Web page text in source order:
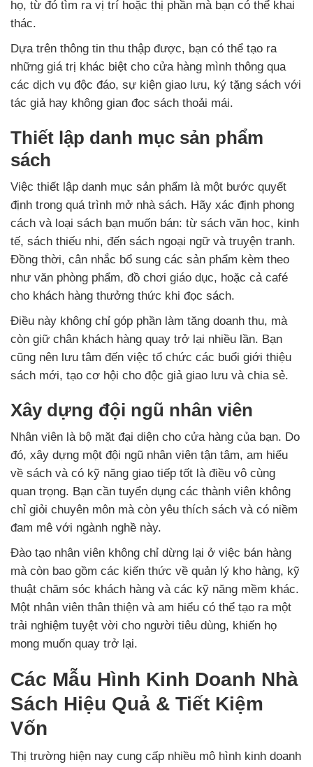
họ, từ đó tìm ra vị trí hoặc thị phần mà bạn có thể khai
thác.
Dựa trên thông tin thu thập được, bạn có thể tạo ra
những giá trị khác biệt cho cửa hàng mình thông qua
các dịch vụ độc đáo, sự kiện giao lưu, ký tặng sách với
tác giả hay không gian đọc sách thoải mái.
Thiết lập danh mục sản phẩm
sách
Việc thiết lập danh mục sản phẩm là một bước quyết
định trong quá trình mở nhà sách. Hãy xác định phong
cách và loại sách bạn muốn bán: từ sách văn học, kinh
tế, sách thiếu nhi, đến sách ngoại ngữ và truyện tranh.
Đồng thời, cân nhắc bổ sung các sản phẩm kèm theo
như văn phòng phẩm, đồ chơi giáo dục, hoặc cả café
cho khách hàng thưởng thức khi đọc sách.
Điều này không chỉ góp phần làm tăng doanh thu, mà
còn giữ chân khách hàng quay trở lại nhiều lần. Bạn
cũng nên lưu tâm đến việc tổ chức các buổi giới thiệu
sách mới, tạo cơ hội cho độc giả giao lưu và chia sẻ.
Xây dựng đội ngũ nhân viên
Nhân viên là bộ mặt đại diện cho cửa hàng của bạn. Do
đó, xây dựng một đội ngũ nhân viên tận tâm, am hiểu
về sách và có kỹ năng giao tiếp tốt là điều vô cùng
quan trọng. Bạn cần tuyển dụng các thành viên không
chỉ giỏi chuyên môn mà còn yêu thích sách và có niềm
đam mê với ngành nghề này.
Đào tạo nhân viên không chỉ dừng lại ở việc bán hàng
mà còn bao gồm các kiến thức về quản lý kho hàng, kỹ
thuật chăm sóc khách hàng và các kỹ năng mềm khác.
Một nhân viên thân thiện và am hiểu có thể tạo ra một
trải nghiệm tuyệt vời cho người tiêu dùng, khiến họ
mong muốn quay trở lại.
Các Mẫu Hình Kinh Doanh Nhà
Sách Hiệu Quả & Tiết Kiệm
Vốn
Thị trường hiện nay cung cấp nhiều mô hình kinh doanh